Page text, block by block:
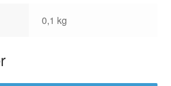
0,1 kg